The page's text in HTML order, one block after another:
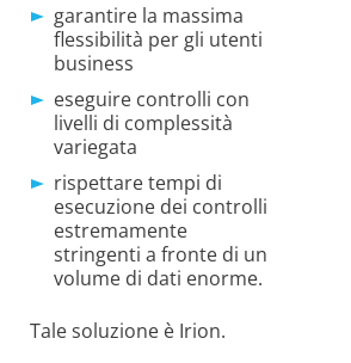
garantire la massima
flessibilità per gli utenti
business
eseguire controlli con
livelli di complessità
variegata
rispettare tempi di
esecuzione dei controlli
estremamente
stringenti a fronte di un
volume di dati enorme.
Tale soluzione è Irion.